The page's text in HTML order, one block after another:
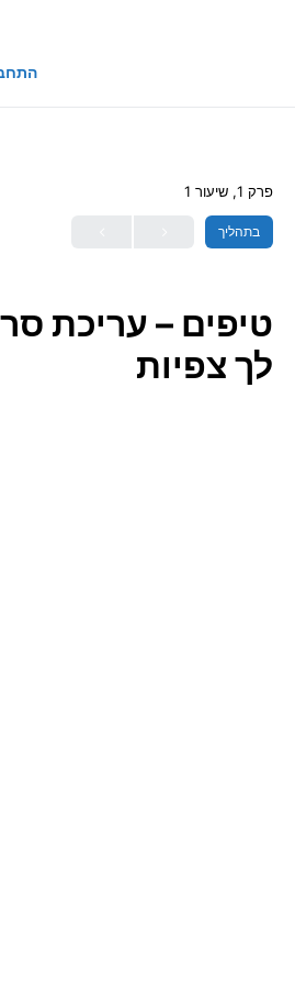
פרק 1, שיעור 1
בתהליך
טיפים – עריכת
לך צפיות